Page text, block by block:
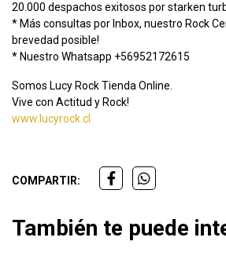
20.000 despachos exitosos por starken
* Más consultas por Inbox, nuestro Rock
brevedad posible!
* Nuestro Whatsapp +56952172615
Somos Lucy Rock Tienda Online.
Vive con Actitud y Rock!
www.lucyrock.cl
COMPARTIR:
También te puede